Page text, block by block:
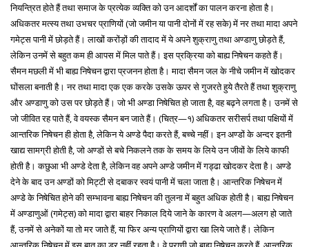
नियन्त्रित होते हैं तथा समाज के प्रत्येक व्यक्ति को उन आदर्शों का पालन करना होता है।
अधिकतर मत्स्य तथा उभचर प्राणियों (जो जमीन या पानी दोनों में रह सके) में नर तथा मादा अपने
गमेट्स पानी में छोड़ते हैं। लाखों करोंड़ों की तादाद में ये अपने शुक्राणु तथा अण्डाणु छोड़ते हैं,
लेकिन उनमें से बहुत कम ही आपस में मिल पाते हैं। इस प्रक्रिया को बाह्य निषेचन कहते हैं।
सैमन मछली में भी बाह्य निषेचन द्वारा प्रजनन होता है। मादा सैमन जल के नीचे जमीन में खोदकर
घोंसला बनाती है। नर तथा मादा एक एक करके उसके ऊपर से गुजरते हुये तैरते हैं तथा शुक्राणु
और अण्डाणु को उस पर छोड़ते हैं। जो भी अण्डा निषेचित हो जाता है, वह बढ़ने लगता है। उनमें से
जो जीवित रह पाते हैं, वे वयस्क सैमन बन जाते हैं। (चित्र—१) अधिकतर सरीसर्प तथा पक्षियों में
आन्तरिक निषेचन ही होता है, लेकिन ये अण्डे पैदा करते हैं, बच्चे नहीं। इन अण्डों के अन्दर इतनी
खाद्य सामग्री होती है, जो अण्डों से बचे निकलने तक के समय के लिये उन जीवों के लिये काफी
होती है। कछुआ भी अण्डे देता है, लेकिन वह अपने अण्डे जमीन में गड्ढा खोदकर देता है। अण्डे
देने के बाद उन अण्डों को मिट्टी से दबाकर स्वयं पानी में चला जाता है। आन्तरिक निषेचन में
अण्डे के निषेचित होने की सम्भावना बाह्य निषेचन की तुलना में बहुत अधिक होती है। बाह्य निषेचन
में अण्डाणुओं (गमेट्स) को मादा द्वारा बाहर निकाल दिये जाने के कारण वे अलग—अलग हो जाते
हैं, उनमें से अनेकों या तो मर जाते हैं, या फिर अन्य प्राणियों द्वारा खा लिये जाते हैं। लेकिन